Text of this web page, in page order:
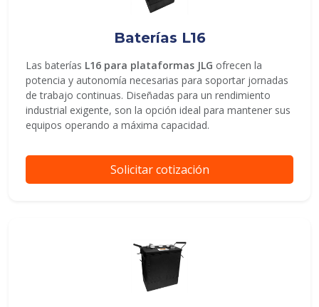
ENVIAR
Baterías L16
Las baterías L16 para plataformas JLG ofrecen la
potencia y autonomía necesarias para soportar jornadas
de trabajo continuas. Diseñadas para un rendimiento
industrial exigente, son la opción ideal para mantener sus
equipos operando a máxima capacidad.
Solicitar cotización